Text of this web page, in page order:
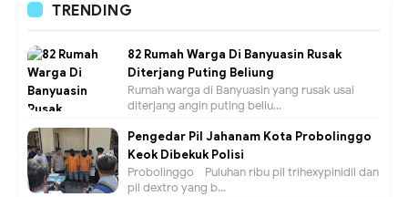
TRENDING
82 Rumah Warga Di Banyuasin Rusak
Diterjang Puting Beliung
Rumah warga di Banyuasin yang rusak usai
diterjang angin puting beliu...
Pengedar Pil Jahanam Kota Probolinggo
Keok Dibekuk Polisi
Probolinggo - Puluhan ribu pil trihexypinidil dan
pil dextro yang b...